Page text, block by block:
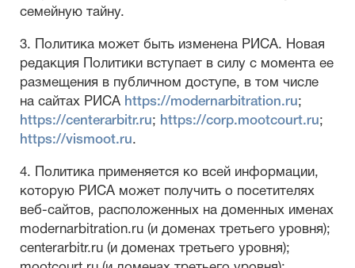
семейную тайну.
3. Политика может быть изменена РИСА. Новая
редакция Политики вступает в силу с момента ее
размещения в публичном доступе, в том числе
на сайтах РИСА https://modernarbitration.ru;
https://centerarbitr.ru; https://corp.mootcourt.ru;
https://vismoot.ru.
4. Политика применяется ко всей информации,
которую РИСА может получить о посетителях
веб-сайтов, расположенных на доменных именах
modernarbitration.ru (и доменах третьего уровня);
centerarbitr.ru (и доменах третьего уровня);